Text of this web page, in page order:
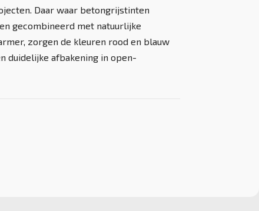
Daar waar betongrijstinten
gecombineerd met natuurlijke
zorgen de kleuren rood en blauw
duidelijke afbakening in open-